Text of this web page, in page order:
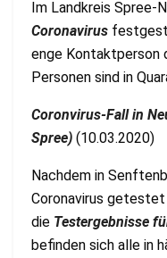
Im Landkreis Spree-
Coronavirus
enge Kontaktperson
Personen sind in
Coronvirus-Fall in
Spree) (10.03.2020)
Nachdem in
Coronavirus getestet
die Testergebnisse
befinden sich alle in